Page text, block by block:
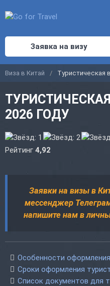
Заявка на визу
Виза в Китай Туристическая
2026 ГОДУ
Рейтинг 4,92
Заявки на визы в
мессенджер
напишите нам в
Особенности
Сроки оформления
Список документов для